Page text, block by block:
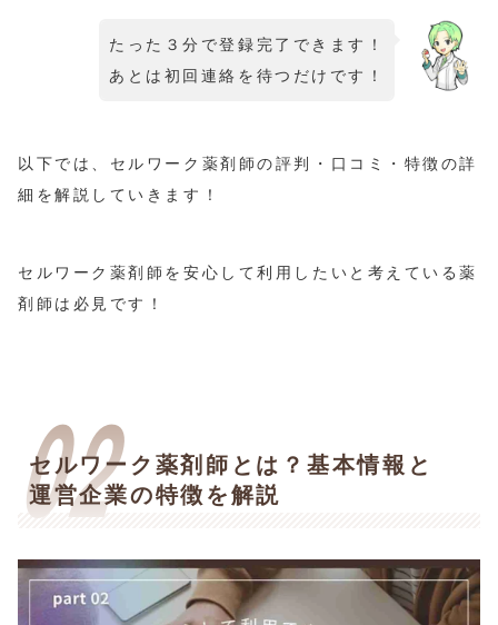
たった３分で登録完了できます！
あとは初回連絡を待つだけです！
以下では、セルワーク薬剤師の評判・口コミ・特徴の詳
細を解説していきます！
セルワーク薬剤師を安心して利用したいと考えている薬
剤師は必見です！
セルワーク薬剤師とは？基本情報と
運営企業の特徴を解説